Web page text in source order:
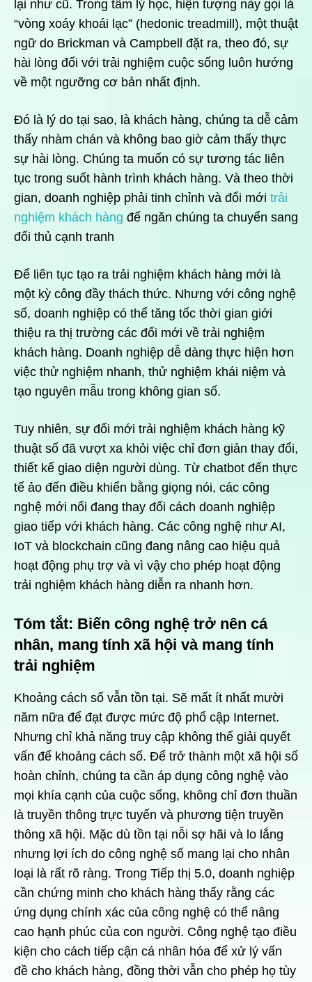
lại như cũ. Trong tâm lý học, hiện tượng này gọi là
“vòng xoáy khoái lạc” (hedonic treadmill), một thuật
ngữ do Brickman và Campbell đặt ra, theo đó, sự
hài lòng đối với trải nghiệm cuộc sống luôn hướng
về một ngưỡng cơ bản nhất định.
Đó là lý do tại sao, là khách hàng, chúng ta dễ cảm
thấy nhàm chán và không bao giờ cảm thấy thực
sự hài lòng. Chúng ta muốn có sự tương tác liên
tục trong suốt hành trình khách hàng. Và theo thời
gian, doanh nghiệp phải tinh chỉnh và đổi mới trải
nghiệm khách hàng đế ngăn chúng ta chuyển sang
đối thủ cạnh tranh
Để liên tục tạo ra trải nghiệm khách hàng mới là
một kỳ công đầy thách thức. Nhưng với công nghệ
số, doanh nghiệp có thể tăng tốc thời gian giới
thiệu ra thị trường các đối mới về trải nghiệm
khách hàng. Doanh nghiệp dễ dàng thực hiện hơn
việc thử nghiệm nhanh, thử nghiệm khái niệm và
tạo nguyên mẫu trong không gian số.
Tuy nhiên, sự đổi mới trải nghiệm khách hàng kỹ
thuật số đã vượt xa khỏi việc chỉ đơn giản thay đổi,
thiết kế giao diện người dùng. Từ chatbot đến thực
tế ảo đến điều khiển bằng giọng nói, các công
nghệ mới nổi đang thay đổi cách doanh nghiệp
giao tiếp với khách hàng. Các công nghệ như AI,
IoT và blockchain cũng đang nâng cao hiệu quả
hoạt động phụ trợ và vì vậy cho phép hoạt động
trải nghiệm khách hàng diễn ra nhanh hơn.
Tóm tắt: Biến công nghệ trở nên cá
nhân, mang tính xã hội và mang tính
trải nghiệm
Khoảng cách số vẫn tồn tại. Sẽ mất ít nhất mười
năm nữa để đạt được mức độ phổ cập Internet.
Nhưng chỉ khả năng truy cập không thể giải quyết
vấn để khoảng cách số. Để trở thành một xã hội số
hoàn chỉnh, chúng ta cần áp dụng công nghệ vào
mọi khía cạnh của cuộc sống, không chỉ đơn thuần
là truyền thông trực tuyến và phương tiện truyền
thông xã hội. Mặc dù tồn tại nỗi sợ hãi và lo lắng
nhưng lợi ích do công nghệ số mang lại cho nhân
loại là rất rõ ràng. Trong Tiếp thị 5.0, doanh nghiệp
cần chứng minh cho khách hàng thấy rằng các
ứng dụng chính xác của công nghệ có thể nâng
cao hạnh phúc của con người. Công nghệ tạo điều
kiện cho cách tiếp cận cá nhân hóa để xử lý vấn
đề cho khách hàng, đồng thời vẫn cho phép họ tùy